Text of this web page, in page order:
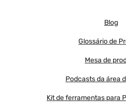
Blog
Glossário de
Mesa de
Podcasts da área
Kit de ferramentas para